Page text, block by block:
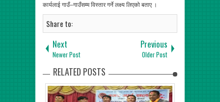
कार्यलाई गाउँ–गाउँसम्म विस्तार गर्ने लक्ष्य लिएको बताए ।
Share to:
Next
Newer Post
Previous
Older Post
RELATED POSTS